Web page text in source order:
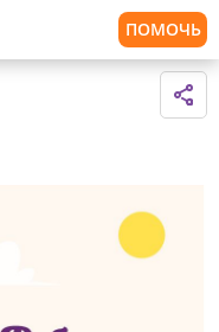
ПОМОЧЬ